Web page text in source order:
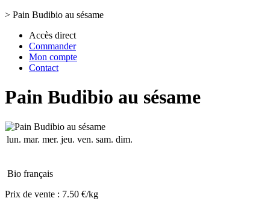
> Pain Budibio au sésame
Accès direct
Commander
Mon compte
Contact
Pain Budibio au sésame
lun. mar. mer. jeu. ven. sam. dim.
Bio français
Prix de vente : 7.50 €/kg